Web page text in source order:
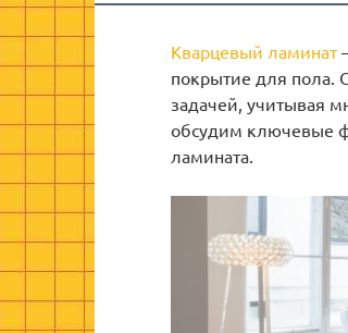
Кварцевый ламинат
покрытие для пола.
задачей, учитывая
обсудим ключевые
ламината.